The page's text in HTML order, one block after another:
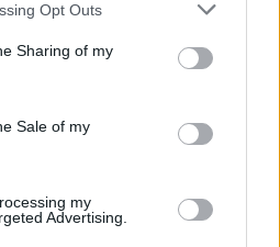
en cuenta que algún
usted tiene el derecho de
Sus preferencias se aplicarán
de nuevo en este sitio web o
privacidad.
Opt Outs
Sharing of my
Sale of my
my
Advertising.